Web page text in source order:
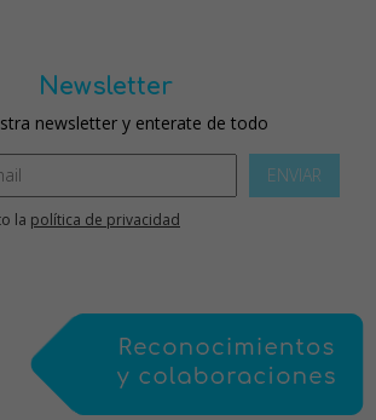
Newsletter
newsletter y enterate de todo
ENVIAR
la política de privacidad